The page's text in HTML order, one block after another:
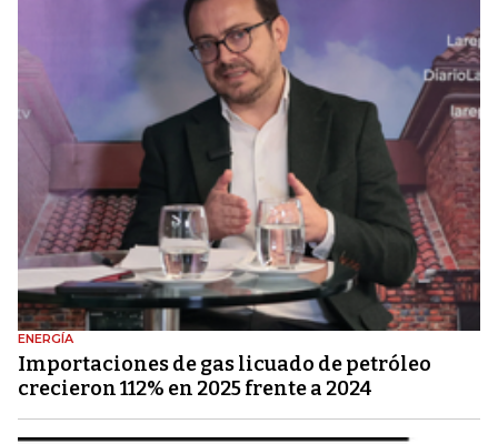
ENERGÍA
Importaciones de gas licuado de petróleo
crecieron 112% en 2025 frente a 2024